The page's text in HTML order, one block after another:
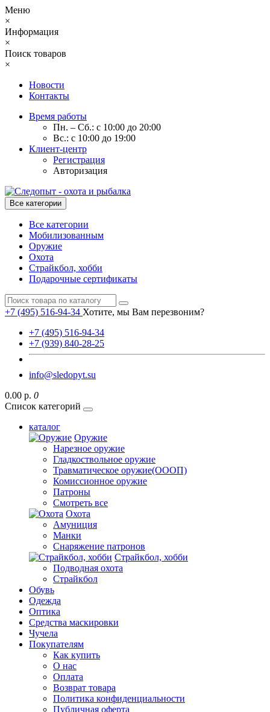
Меню
×
Информация
×
Поиск товаров
×
Новости
Контакты
Время работы
Пн. – Сб.: с 10:00 до 20:00
Вс.: с 10:00 до 19:00
Клиент-центр
Регистрация
Авторизация
Все категории
Все категории
Мобилизованным
Оружие
Охота
Страйкбол, хобби
Подарочные сертификаты
+7 (495) 516-94-34 Хотите, мы Вам перезвоним?
+7 (495) 516-94-34
+7 (939) 840-28-25
info@sledopyt.su
0.00 р. 0
Список категорий
каталог
Оружие
Нарезное оружие
Гладкоствольное оружие
Травматическое оружие(ОООП)
Комиссионное оружие
Патроны
Смотреть все
Охота
Амуниция
Манки
Снаряжение патронов
Страйкбол, хобби
Подводная охота
Страйкбол
Обувь
Одежда
Оптика
Средства маскировки
Чучела
Покупателям
Как купить
О нас
Оплата
Возврат товара
Политика конфиденциальности
Публичная оферта